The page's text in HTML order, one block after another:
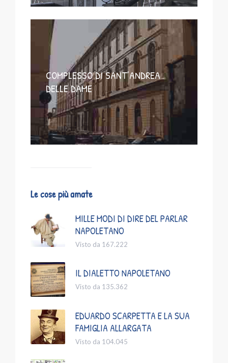
COMPLESSO DI SANT’ANDREA
DELLE DAME
Le cose più amate
MILLE MODI DI DIRE DEL PARLAR
NAPOLETANO
Visto da 167.222
IL DIALETTO NAPOLETANO
Visto da 135.362
EDUARDO SCARPETTA E LA SUA
FAMIGLIA ALLARGATA
Visto da 104.045